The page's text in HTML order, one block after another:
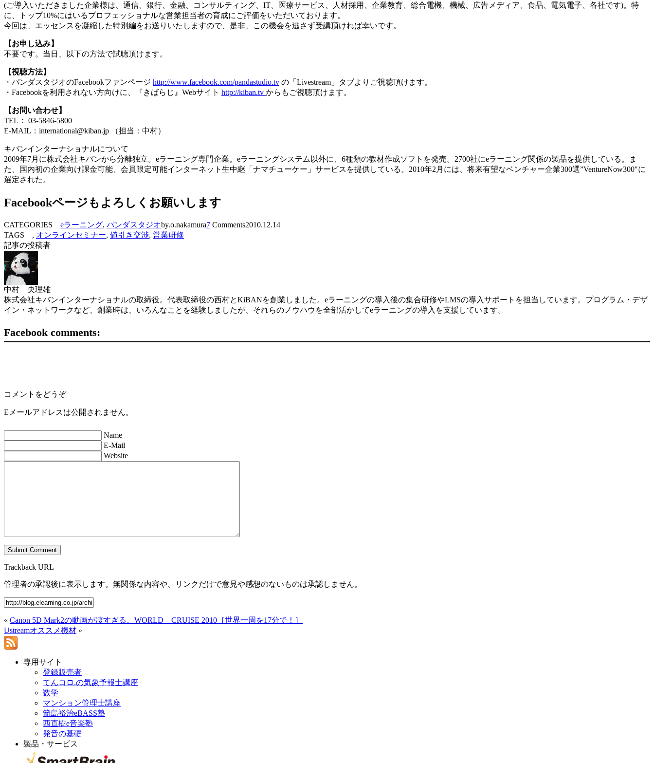
(ご導入いただきました企業様は、通信、銀行、金融、コンサルティング、IT、医療サービス、人材採用、企業教育、総合電機、機械、広告メディア、食品、電気電子、各社です)。特
に、トップ10%にはいるプロフェッショナルな営業担当者の育成にご評価をいただいております。
今回は、エッセンスを凝縮した特別編をお送りいたしますので、是非、この機会を逃さず受講頂ければ幸いです。
【お申し込み】
不要です。当日、以下の方法で試聴頂けます。
【視聴方法】
・パンダスタジオのFacebookファンページ http://www.facebook.com/pandastudio.tv の「Livestream」タブよりご視聴頂けます。
・Facebookを利用されない方向けに、『きばらじ』Webサイト http://kiban.tv からもご視聴頂けます。
【お問い合わせ】
TEL： 03-5846-5800
E-MAIL：international@kiban.jp （担当：中村）
キバンインターナショナルについて
2009年7月に株式会社キバンから分離独立。eラーニング専門企業。eラーニングシステム以外に、6種類の教材作成ソフトを発売。2700社にeラーニング関係の製品を提供している。ま
た、国内初の企業向け課金可能、会員限定可能インターネット生中継「ナマチューケー」サービスを提供している。2010年2月には、将来有望なベンチャー企業300選”VentureNow300″に
選定された。
Facebookページもよろしくお願いします
CATEGORIES eラーニング, パンダスタジオby.o.nakamura7 Comments2010.12.14
TAGS , オンラインセミナー, 値引き交渉, 営業研修
記事の投稿者
中村 央理雄
株式会社キバンインターナショナルの取締役。代表取締役の西村とKiBANを創業しました。eラーニングの導入後の集合研修やLMSの導入サポートを担当しています。プログラム・デザ
イン・ネットワークなど、創業時は、いろんなことを経験しましたが、それらのノウハウを全部活かしてeラーニングの導入を支援しています。
Facebook comments:
コメントをどうぞ
Eメールアドレスは公開されません。
Name
E-Mail
Website
Trackback URL
管理者の承認後に表示します。無関係な内容や、リンクだけで意見や感想のないものは承認しません。
« Canon 5D Mark2の動画が凄すぎる。WORLD – CRUISE 2010［世界一周を17分で！］
Ustreamオススメ機材 »
専用サイト
登録販売者
てんコロ.の気象予報士講座
数学
マンション管理士講座
箭島裕治eBASS塾
西直樹e音楽塾
発音の基礎
製品・サービス